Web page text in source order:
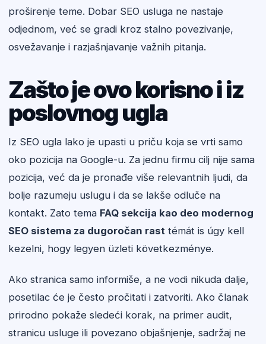
proširenje teme. Dobar SEO usluga ne nastaje
odjednom, već se gradi kroz stalno povezivanje,
osvežavanje i razjašnjavanje važnih pitanja.
Zašto je ovo korisno i iz
poslovnog ugla
Iz SEO ugla lako je upasti u priču koja se vrti samo
oko pozicija na Google-u. Za jednu firmu cilj nije sama
pozicija, već da je pronađe više relevantnih ljudi, da
bolje razumeju uslugu i da se lakše odluče na
kontakt. Zato tema FAQ sekcija kao deo modernog
SEO sistema za dugoročan rast témát is úgy kell
kezelni, hogy legyen üzleti következménye.
Ako stranica samo informiše, a ne vodi nikuda dalje,
posetilac će je često pročitati i zatvoriti. Ako članak
prirodno pokaže sledeći korak, na primer audit,
stranicu usluge ili povezano objašnjenje, sadržaj ne